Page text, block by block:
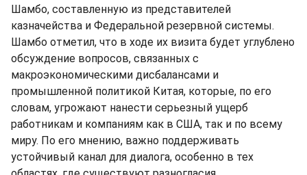
Шамбо, составленную из представителей
казначейства и Федеральной резервной системы.
Шамбо отметил, что в ходе их визита будет углублено
обсуждение вопросов, связанных с
макроэкономическими дисбалансами и
промышленной политикой Китая, которые, по его
словам, угрожают нанести серьезный ущерб
работникам и компаниям как в США, так и по всему
миру. По его мнению, важно поддерживать
устойчивый канал для диалога, особенно в тех